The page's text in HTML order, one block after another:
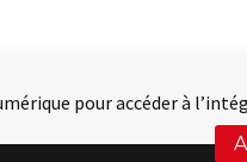
pour accéder à